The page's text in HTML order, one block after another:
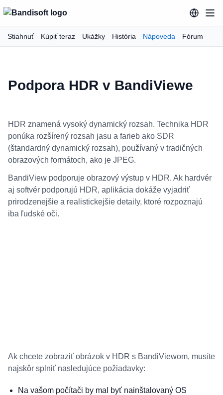
Stiahnuť Kúpiť teraz Ukážky História Nápoveda Fórum
Podpora HDR v BandiViewe
HDR znamená vysoký dynamický rozsah. Technika HDR
ponúka rozšírený rozsah jasu a farieb ako SDR
(štandardný dynamický rozsah), používaný v tradičných
obrazových formátoch, ako je JPEG.
BandiView podporuje obrazový výstup v HDR. Ak hardvér
aj softvér podporujú HDR, aplikácia dokáže vyjadriť
prirodzenejšie a realistickejšie detaily, ktoré rozpoznajú
iba ľudské oči.
Ak chcete zobraziť obrázok v HDR s BandiViewom, musíte
najskôr splniť nasledujúce požiadavky:
Na vašom počítači by mal byť nainštalovaný OS